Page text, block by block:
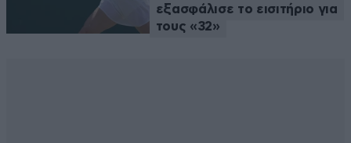
εξασφάλισε το εισιτήριο για
τους «32»